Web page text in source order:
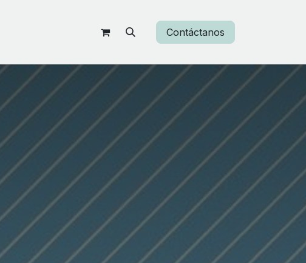
Contáctanos